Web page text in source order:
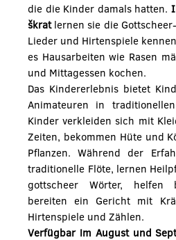
die die Kinder damals hatten.
škratlernen sie die
Lieder und Hirtenspiele
es Hausarbeiten wie Rasen
und Mittagessen kochen.
Das Kindererlebnis bietet
Animateuren in
Kinder verkleiden sich mit
Zeiten, bekommen Hüte und
Pflanzen. Während der
traditionelle Flöte, lernen
gottscheer Wörter, helfen
bereiten ein Gericht mit
Hirtenspiele und Zählen.
Verfügbar im August und